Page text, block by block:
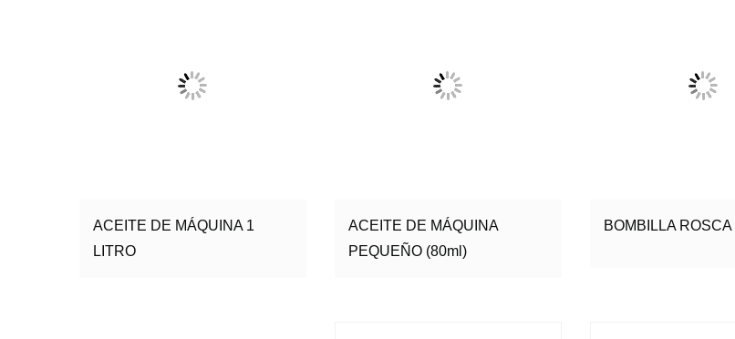
ACEITE DE MÁQUINA 1
LITRO
ACEITE DE MÁQUINA
PEQUEÑO (80ml)
BOMBILLA ROSCA